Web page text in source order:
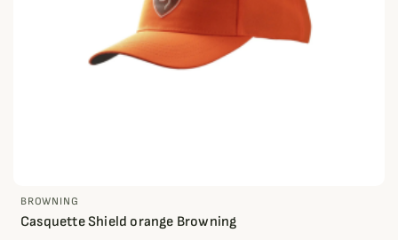
BROWNING
Casquette Shield orange Browning